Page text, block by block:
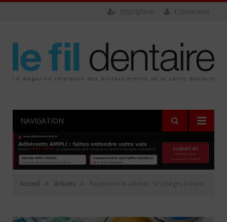
Connexion
Inscription
NAVIGATION
Accueil » Articles » Repeindre le cabinet : les pièges à éviter